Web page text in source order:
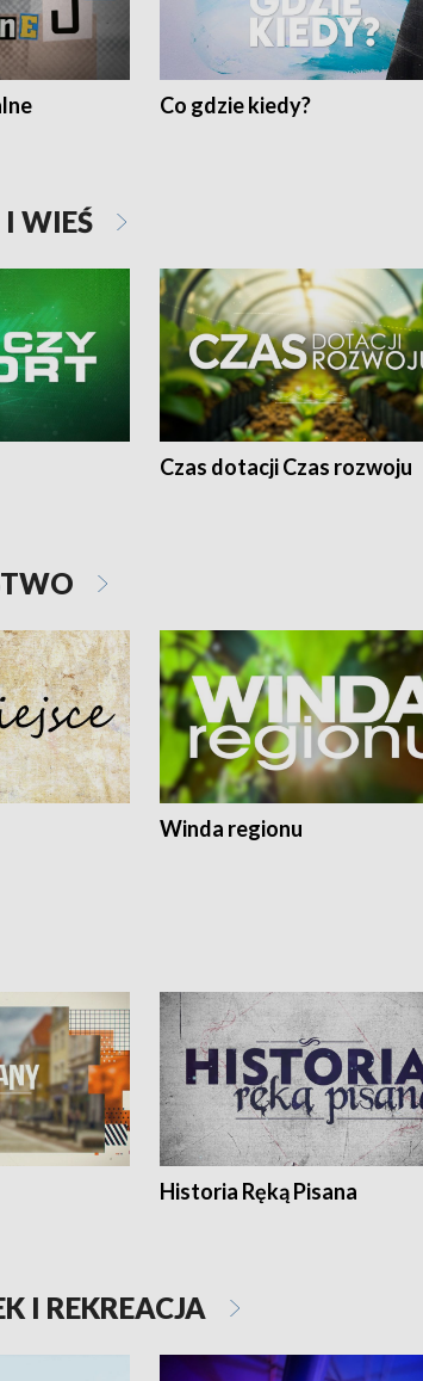
Co gdzie kiedy?
WIEŚ
Czas dotacji Czas rozwoju
Winda regionu
Historia Ręką Pisana
I REKREACJA